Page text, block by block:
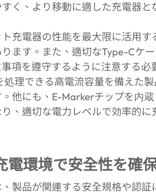
く、より移動に適した充電器と
充電器の性能を最大限に活用
ます。また、適切なType-Cケ
項を遵守するように注意する必
処理できる高電流容量を備えた
他にも、E-Markerチップを内
、適切な電力レベルで効率的に
電環境で安全性を確
製品が関連する安全規格や認